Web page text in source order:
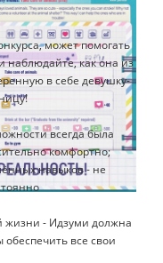
может помогать
наблюдайте, как она из
в себе девушку-
всегда была
комфортно;
навыков - не
жизни - Идзуми должна
обеспечить все свои